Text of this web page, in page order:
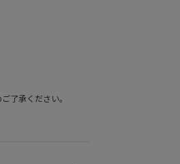
了承ください。